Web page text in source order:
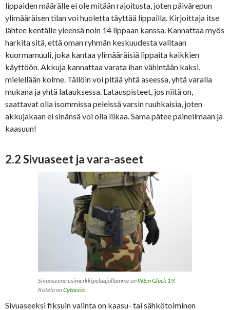
lippaiden määrälle ei ole mitään rajoitusta, joten päivärepun
ylimääräisen tilan voi huoletta täyttää lippailla. Kirjoittaja itse
lähtee kentälle yleensä noin 14 lippaan kanssa. Kannattaa myös
harkita sitä, että oman ryhmän keskuudesta valitaan
kuormamuuli, joka kantaa ylimääräisiä lippaita kaikkien
käyttöön. Akkuja kannattaa varata ihan vähintään kaksi,
mielellään kolme. Tällöin voi pitää yhtä aseessa, yhtä varalla
mukana ja yhtä latauksessa. Latauspisteet, jos niitä on,
saattavat olla isommissa peleissä varsin ruuhkaisia, joten
akkujakaan ei sinänsä voi olla liikaa. Sama pätee paineilmaan ja
kaasuun!
2.2 Sivuaseet ja vara-aseet
Sivuaseena esimerkkipelaajallamme onWE:n Glock 19.
Kotelo onCytaccia.
Sivuaseeksi fiksuin valinta on kaasu- tai sähkötoiminen